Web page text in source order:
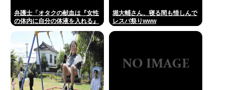
弁護士「オタクの献血は『女性
の体内に自分の体液を入れる』
意性交罪に当たる」
堀大輔さん、寝る間も惜しんで
レスバ祭りwww